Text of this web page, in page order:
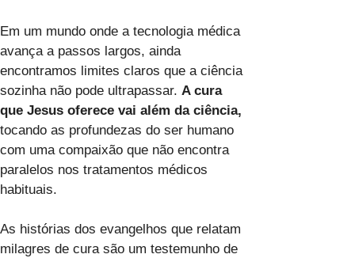
Em um mundo onde a tecnologia médica
avança a passos largos, ainda
encontramos limites claros que a ciência
sozinha não pode ultrapassar. A cura
que Jesus oferece vai além da ciência,
tocando as profundezas do ser humano
com uma compaixão que não encontra
paralelos nos tratamentos médicos
habituais.
As histórias dos evangelhos que relatam
milagres de cura são um testemunho de